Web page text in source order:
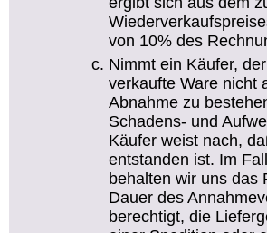
von 10% des
Nimmt ein Käufer,
verkaufte Ware nicht
Abnahme zu
Schadens- und
Käufer weist nach,
entstanden ist. Im
behalten wir uns das
Dauer des
berechtigt, die